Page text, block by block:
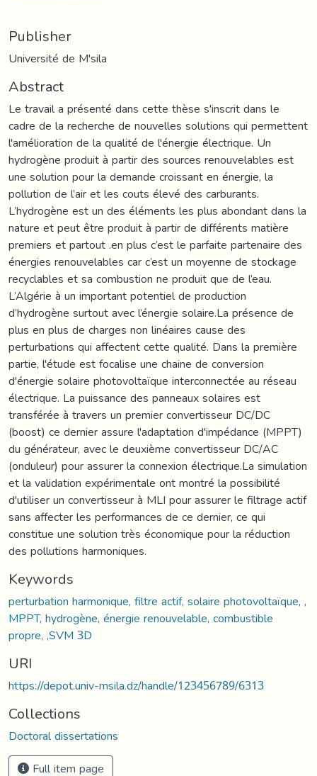
Publisher
Université de M'sila
Abstract
Le travail a présenté dans cette thèse s'inscrit dans le
cadre de la recherche de nouvelles solutions qui permettent
l'amélioration de la qualité de l'énergie électrique. Un
hydrogène produit à partir des sources renouvelables est
une solution pour la demande croissant en énergie, la
pollution de l’air et les couts élevé des carburants.
L’hydrogène est un des éléments les plus abondant dans la
nature et peut être produit à partir de différents matière
premiers et partout .en plus c’est le parfaite partenaire des
énergies renouvelables car c’est un moyenne de stockage
recyclables et sa combustion ne produit que de l’eau.
L’Algérie à un important potentiel de production
d’hydrogène surtout avec l’énergie solaire.La présence de
plus en plus de charges non linéaires cause des
perturbations qui affectent cette qualité. Dans la première
partie, l'étude est focalise une chaine de conversion
d'énergie solaire photovoltaïque interconnectée au réseau
électrique. La puissance des panneaux solaires est
transférée à travers un premier convertisseur DC/DC
(boost) ce dernier assure l'adaptation d'impédance (MPPT)
du générateur, avec le deuxième convertisseur DC/AC
(onduleur) pour assurer la connexion électrique.La simulation
et la validation expérimentale ont montré la possibilité
d'utiliser un convertisseur à MLI pour assurer le filtrage actif
sans affecter les performances de ce dernier, ce qui
constitue une solution très économique pour la réduction
des pollutions harmoniques.
Keywords
perturbation harmonique, filtre actif, solaire photovoltaïque, ,
MPPT, hydrogène, énergie renouvelable, combustible
propre, ,SVM 3D
URI
https://depot.univ-msila.dz/handle/123456789/6313
Collections
Doctoral dissertations
Full item page